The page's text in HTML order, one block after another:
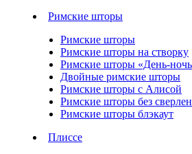
Римские шторы
Римские шторы
Римские шторы на створку
Римские шторы «День-
Двойные римские шторы
Римские шторы с Алисой
Римские шторы без
Римские шторы блэкаут
Плиссе